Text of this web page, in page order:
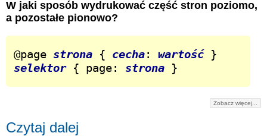
W jaki sposób wydrukować część stron poziomo,
a pozostałe pionowo?
@page strona { cecha: wartość
selektor { page: strona }
Zobacz więcej...
Czytaj dalej